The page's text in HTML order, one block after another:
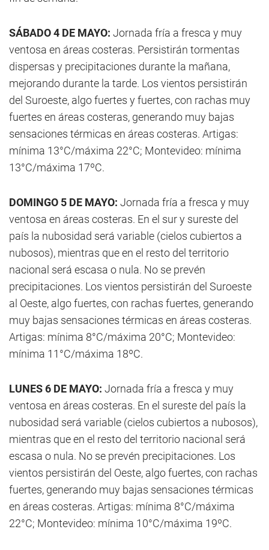
SÁBADO 4 DE MAYO: Jornada fría a fresca y muy
ventosa en áreas costeras. Persistirán tormentas
dispersas y precipitaciones durante la mañana,
mejorando durante la tarde. Los vientos persistirán
del Suroeste, algo fuertes y fuertes, con rachas muy
fuertes en áreas costeras, generando muy bajas
sensaciones térmicas en áreas costeras. Artigas:
mínima 13°C/máxima 22°C; Montevideo: mínima
13°C/máxima 17ºC.
DOMINGO 5 DE MAYO: Jornada fría a fresca y muy
ventosa en áreas costeras. En el sur y sureste del
país la nubosidad será variable (cielos cubiertos a
nubosos), mientras que en el resto del territorio
nacional será escasa o nula. No se prevén
precipitaciones. Los vientos persistirán del Suroeste
al Oeste, algo fuertes, con rachas fuertes, generando
muy bajas sensaciones térmicas en áreas costeras.
Artigas: mínima 8°C/máxima 20°C; Montevideo:
mínima 11°C/máxima 18ºC.
LUNES 6 DE MAYO: Jornada fría a fresca y muy
ventosa en áreas costeras. En el sureste del país la
nubosidad será variable (cielos cubiertos a nubosos),
mientras que en el resto del territorio nacional será
escasa o nula. No se prevén precipitaciones. Los
vientos persistirán del Oeste, algo fuertes, con rachas
fuertes, generando muy bajas sensaciones térmicas
en áreas costeras. Artigas: mínima 8°C/máxima
22°C; Montevideo: mínima 10°C/máxima 19ºC.